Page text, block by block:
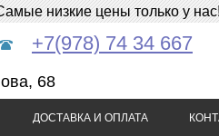
низкие цены только у
+7(978) 74 34 667
68
ДОСТАВКА И ОПЛАТА